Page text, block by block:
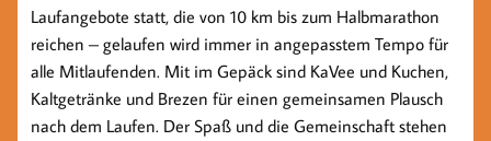
Laufangebote statt, die von 10 km bis zum Halbmarathon
reichen – gelaufen wird immer in angepasstem Tempo für
alle Mitlaufenden. Mit im Gepäck sind KaVee und Kuchen,
Kaltgetränke und Brezen für einen gemeinsamen Plausch
nach dem Laufen. Der Spaß und die Gemeinschaft stehen